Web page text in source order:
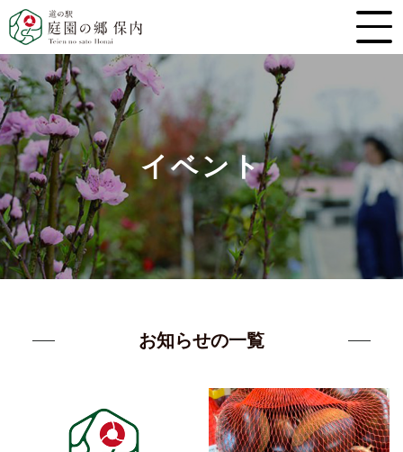
イベント
お知らせの一覧